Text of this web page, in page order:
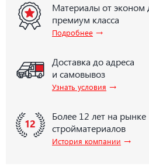
Материалы от эконом
премиум класса
Подробнее →
Доставка до адреса
и самовывоз
Узнать условия →
Более 12 лет на рынке
стройматериалов
История компании →